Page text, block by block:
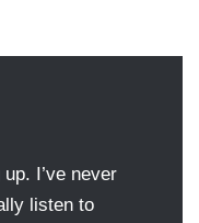
I’ve never
listen to